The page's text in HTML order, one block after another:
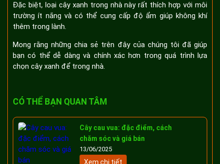
Đặc biệt, loại cây xanh trong nhà này rất thích hợp với môi
trường ít nắng và có thể cung cấp độ ẩm giúp không khí
thêm trong lành.
Mong rằng những chia sẻ trên đây của chúng tôi đã giúp
bạn có thể dễ dàng và chính xác hơn trong quá trình lựa
chọn cây xanh để trong nhà.
CÓ THỂ BẠN QUAN TÂM
Cây cau vua: đặc điểm, cách
chăm sóc và giá bán
13/06/2025
Xem chi tiết